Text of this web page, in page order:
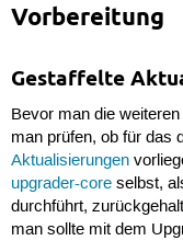
Vorbereitung
Gestaffelte
Bevor man die
man prüfen, ob für das
Aktualisierungen
upgrader-coreselbst,
durchführt,
man sollte mit dem